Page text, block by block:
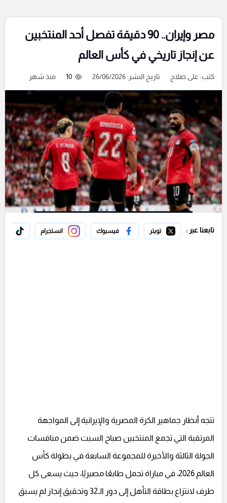
مصر وإيران.. 90 دقيقة تفصل أحد المنتخبين
عن إنجاز تاريخي في كأس العالم
كتب: على صلاح تاريخ النشر: 26/06/2026 10 منذ شهر
تابعنا عبر : تويتر فيسبوك انستجرام
تتجه أنظار جماهير الكرة المصرية والإيرانية إلى المواجهة
المرتقبة التي تجمع المنتخبين صباح السبت ضمن منافسات
الجولة الثالثة والأخيرة للمجموعة السابعة في بطولة كأس
العالم 2026، في مباراة تحمل طابعًا مصيريًا، حيث يسعى كل
طرف لانتزاع بطاقة التأهل إلى دور الـ32 وتحقيق إنجاز لم يسبق